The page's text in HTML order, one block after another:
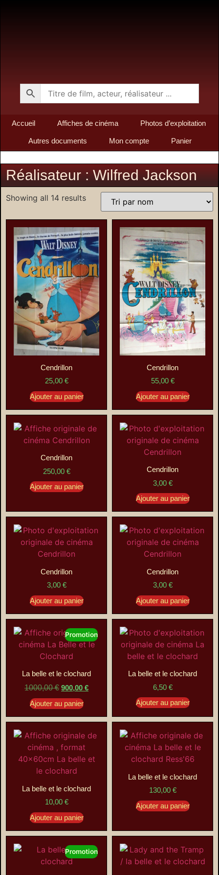
Accueil Affiches de cinéma Photos d’exploitation
Autres documents Mon compte Panier
Réalisateur : Wilfred Jackson
Showing all 14 results
Cendrillon
25,00 €
Ajouter au panier
Cendrillon
55,00 €
Ajouter au panier
Cendrillon
250,00 €
Ajouter au panier
Cendrillon
3,00 €
Ajouter au panier
Cendrillon
3,00 €
Ajouter au panier
Cendrillon
3,00 €
Ajouter au panier
Promotion
La belle et le clochard
1000,00€ 900,00 €
Ajouter au panier
La belle et le clochard
6,50 €
Ajouter au panier
La belle et le clochard
10,00 €
Ajouter au panier
La belle et le clochard
130,00 €
Ajouter au panier
Promotion